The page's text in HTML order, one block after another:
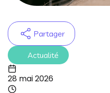
Partager
Actualité
28 mai 2026